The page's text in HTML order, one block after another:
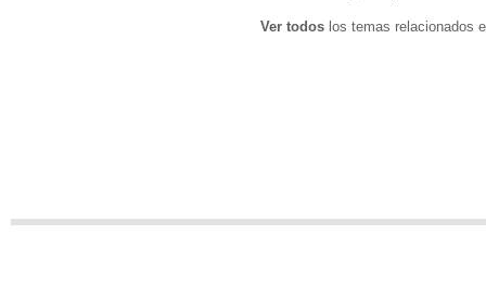
Ver todos los temas relacionados